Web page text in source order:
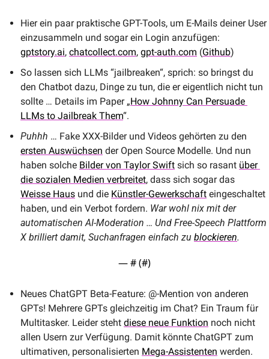
Hier ein paar praktische GPT-Tools, um E-Mails deiner User
gptstory.ai, chatcollect.com, gpt-auth.com (Github)
So lassen sich LLMs “jailbreaken“, sprich: so bringst du
den Chatbot dazu, Dinge zu tun, die er eigentlich nicht tun
sollte … Details im Paper „How Johnny Can Persuade
LLMs to Jailbreak Them“.
Puhhh
ersten Auswüchsen der Open Source Modelle. Und nun
haben solche Bilder von Taylor Swift sich so rasant über
die sozialen Medien verbreitet
Weisse Haus und die Künstler-Gewerkschaft eingeschaltet
haben, und ein Verbot fordern. War wohl nix mit der
automatischen AI-Moderation … Und Free-Speech Plattform
X brilliert damit, Suchanfragen einfach zu blockieren.
— # (#)
Neues ChatGPT Beta-Feature: @-Mention von anderen
GPTs! Mehrere GPTs gleichzeitig im Chat? Ein Traum für
Multitasker. Leider steht diese neue Funktion noch nicht
allen Usern zur Verfügung. Damit könnte ChatGPT zum
ultimativen, personalisierten Mega-Assistenten